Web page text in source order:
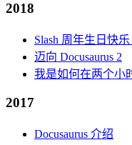
2018
Slash 周年生日快乐
迈向 Docusaurus 2
我是如何在两个小
2017
Docusaurus 介绍